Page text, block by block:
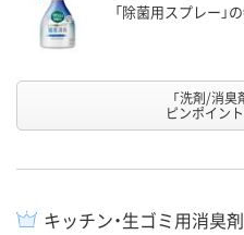
「除菌用スプレー」
「洗剤/消臭
ピンポイン
キッチン・生ゴミ用消臭